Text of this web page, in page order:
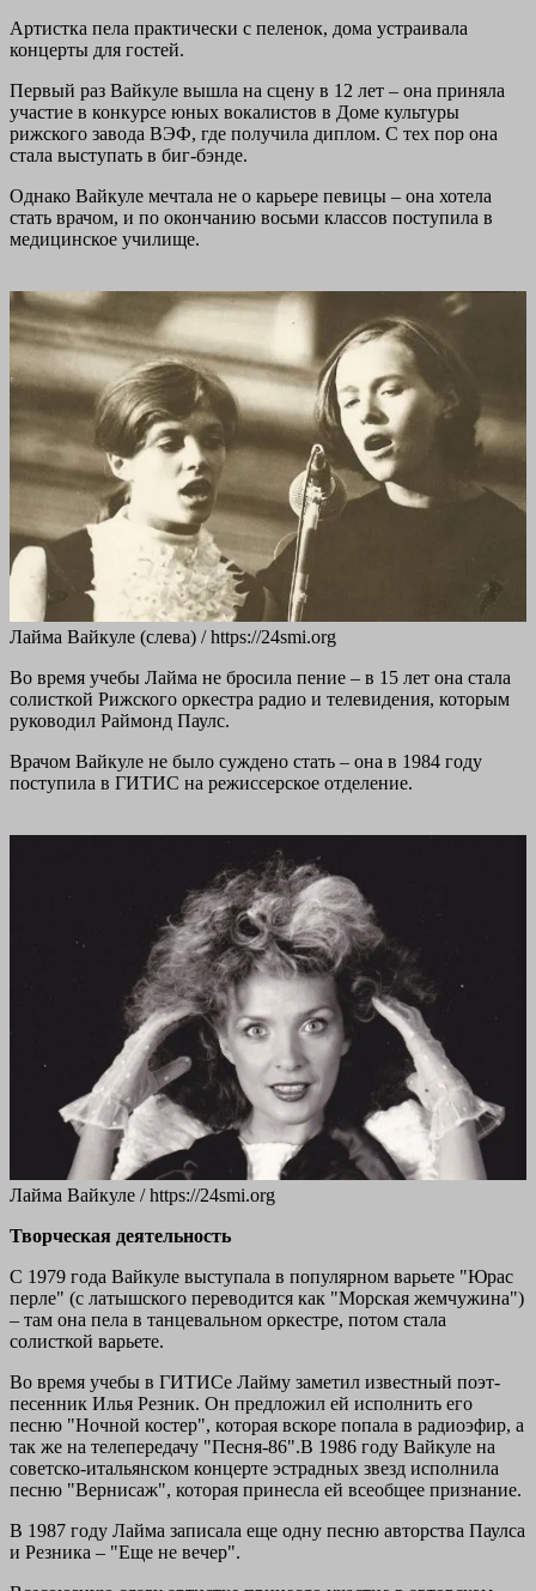
Артистка пела практически с пеленок, дома устраивала
концерты для гостей.
Первый раз Вайкуле вышла на сцену в 12 лет – она приняла
участие в конкурсе юных вокалистов в Доме культуры
рижского завода ВЭФ, где получила диплом. С тех пор она
стала выступать в биг-бэнде.
Однако Вайкуле мечтала не о карьере певицы – она хотела
стать врачом, и по окончанию восьми классов поступила в
медицинское училище.
Лайма Вайкуле (слева) / https://24smi.org
Во время учебы Лайма не бросила пение – в 15 лет она стала
солисткой Рижского оркестра радио и телевидения, которым
руководил Раймонд Паулс.
Врачом Вайкуле не было суждено стать – она в 1984 году
поступила в ГИТИС на режиссерское отделение.
Лайма Вайкуле / https://24smi.org
Творческая деятельность
С 1979 года Вайкуле выступала в популярном варьете "Юрас
перле" (с латышского переводится как "Морская жемчужина")
– там она пела в танцевальном оркестре, потом стала
солисткой варьете.
Во время учебы в ГИТИСе Лайму заметил известный поэт-
песенник Илья Резник. Он предложил ей исполнить его
песню "Ночной костер", которая вскоре попала в радиоэфир, а
так же на телепередачу "Песня-86".В 1986 году Вайкуле на
советско-итальянском концерте эстрадных звезд исполнила
песню "Вернисаж", которая принесла ей всеобщее признание.
В 1987 году Лайма записала еще одну песню авторства Паулса
и Резника – "Еще не вечер".